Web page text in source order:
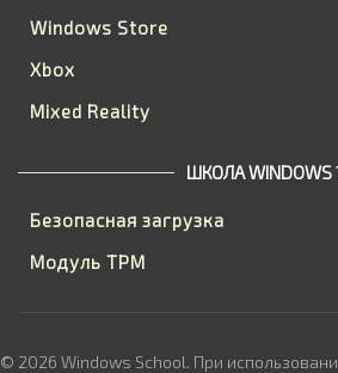
Windows Store
Xbox
Mixed Reality
ШКОЛА WINDOWS
Безопасная загрузка
Модуль TPM
© 2026 Windows School. При